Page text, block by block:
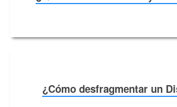
¿Cómo desfragmentar un